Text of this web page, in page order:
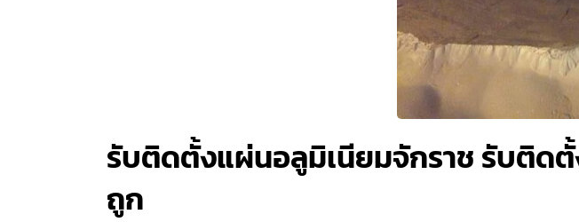
รับติดตั้งแผ่นอลูมิเนียมจักราช รับติดตั้
ถูก